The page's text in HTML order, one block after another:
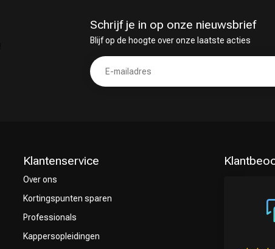
Kappers
Schrijf je in op onze nieuwsbrief
Blijf op de hoogte over onze laatste acties
Klantenservice
Over ons
Kortingspunten sparen
Professionals
Kappersopleidingen